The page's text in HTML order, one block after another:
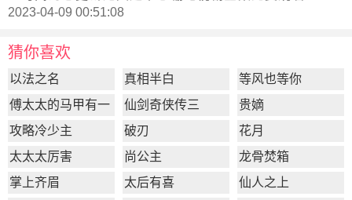
2023-04-09 00:51:08
猜你喜欢
以法之名 真相半白
等风也等你
傅太太的马甲有一
点多
仙剑奇侠传三
贵嫡
攻略冷少主
破刃
花月
太太太厉害
尚公主
龙骨焚箱
掌上齐眉
太后有喜 仙人之上